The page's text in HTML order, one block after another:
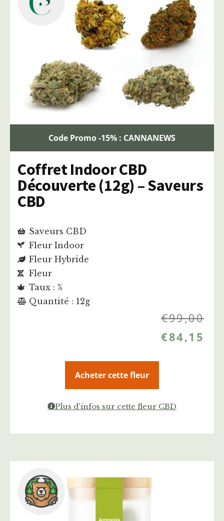
Code Promo -15% : CANNANEWS
Coffret Indoor CBD
Découverte (12g) – Saveurs
CBD
Saveurs CBD
Fleur Indoor
Fleur Hybride
Fleur
Taux : %
Quantité : 12g
€99,00
€84,15
Acheter cette fleur
Plus d'infos sur cette fleur CBD